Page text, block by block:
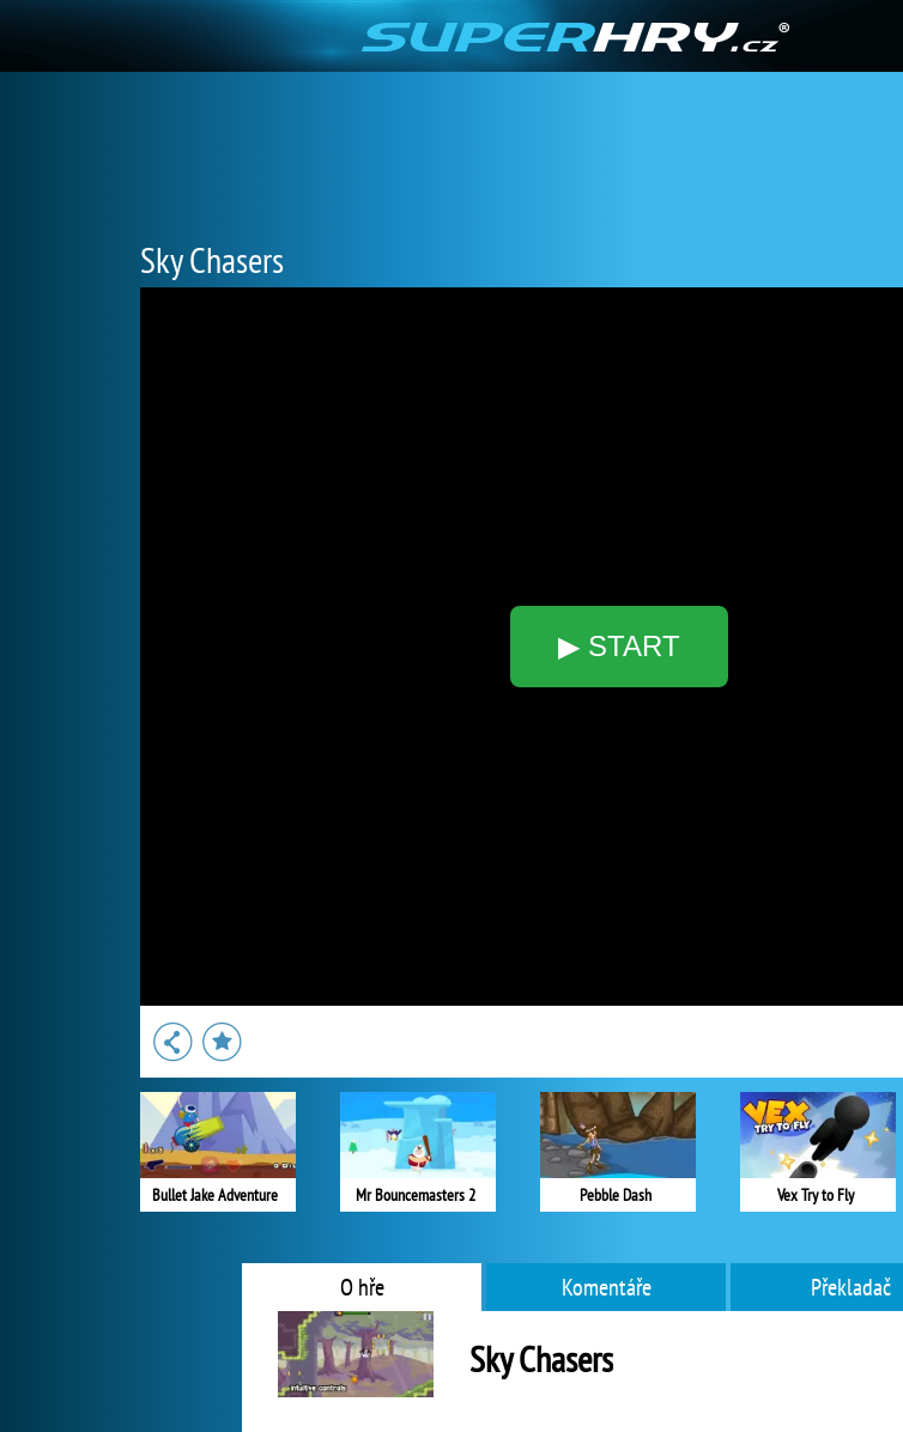
Sky Chasers
▶ START
Bullet Jake Adventure Mr Bouncemasters 2 Pebble Dash Vex Try to Fly
O hře Komentáře Překladač
Sky Chasers